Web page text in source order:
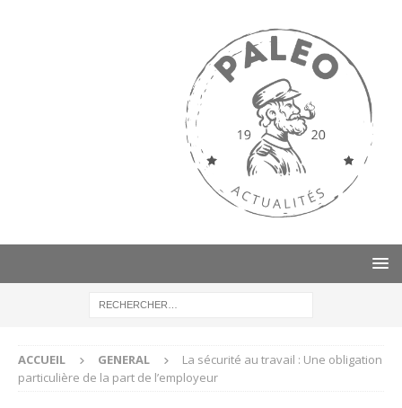
ACCUEIL GENERAL
La sécurité au travail : Une obligation
particulière de la part de l’employeur